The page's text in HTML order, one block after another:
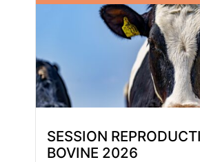
SESSION
BOVINE 2026